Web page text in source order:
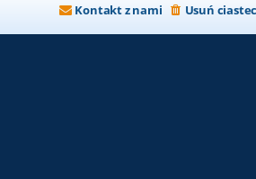
Usuń
Kontakt z nami